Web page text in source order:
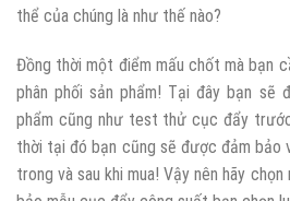
thể của chúng là như thế nào?
Đồng thời một điểm mấu chốt mà bạn
phân phối sản phẩm! Tại đây bạn sẽ
phẩm cũng như test thử cục đẩy
thời tại đó bạn cũng sẽ được đảm bảo
trong và sau khi mua! Vậy nên hãy